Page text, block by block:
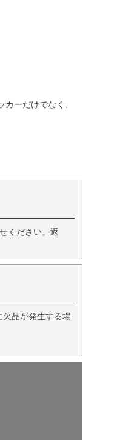
ーだけでなく、
ください。返
欠品が発生する場